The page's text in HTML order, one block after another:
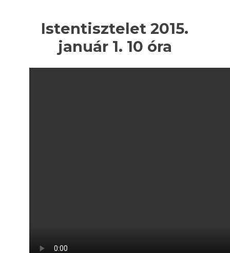
Istentisztelet 2015.
január 1. 10 óra